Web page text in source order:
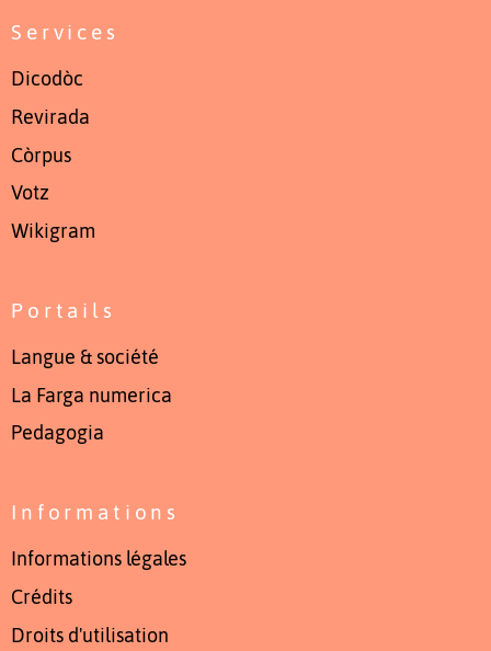
Services
Dicodòc
Revirada
Còrpus
Votz
Wikigram
Portails
Langue & société
La Farga numerica
Pedagogia
Informations
Informations légales
Crédits
Droits d'utilisation